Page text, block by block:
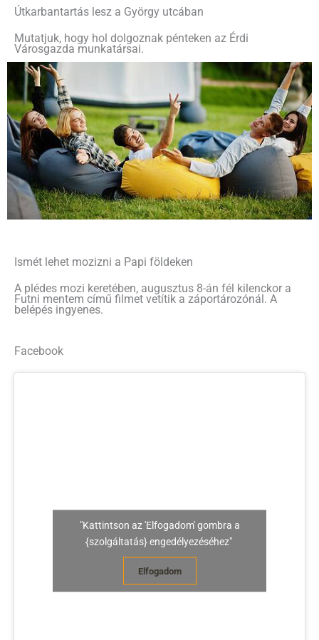
Útkarbantartás lesz a György utcában
Mutatjuk, hogy hol dolgoznak pénteken az Érdi
Városgazda munkatársai.
Ismét lehet mozizni a Papi földeken
A plédes mozi keretében, augusztus 8-án fél kilenckor a
Futni mentem című filmet vetítik a záportározónál. A
belépés ingyenes.
Facebook
"Kattintson az 'Elfogadom' gombra a
{szolgáltatás} engedélyezéséhez"
Elfogadom